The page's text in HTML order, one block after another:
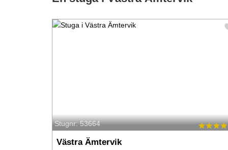
Stugnr: 53664
Västra Ämtervik